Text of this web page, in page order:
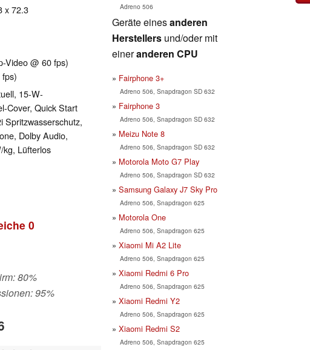
x 72.3
Video @ 60 fps)
15-W-
Cover, Quick Start
Spritzwasserschutz,
Dolby Audio,
kg, Lüfterlos
0
80%
95%
Adreno 506
Geräte einesanderen
Herstellers und/oder mit
eineranderen CPU
Fairphone 3+
Adreno 506, Snapdragon SD 632
Fairphone 3
Adreno 506, Snapdragon SD 632
Meizu Note 8
Adreno 506, Snapdragon SD 632
Motorola Moto G7 Play
Adreno 506, Snapdragon SD 632
Samsung Galaxy J7 Sky Pro
Adreno 506, Snapdragon 625
Motorola One
Adreno 506, Snapdragon 625
Xiaomi Mi A2 Lite
Adreno 506, Snapdragon 625
Xiaomi Redmi 6 Pro
Adreno 506, Snapdragon 625
Xiaomi Redmi Y2
Adreno 506, Snapdragon 625
Xiaomi Redmi S2
Adreno 506, Snapdragon 625